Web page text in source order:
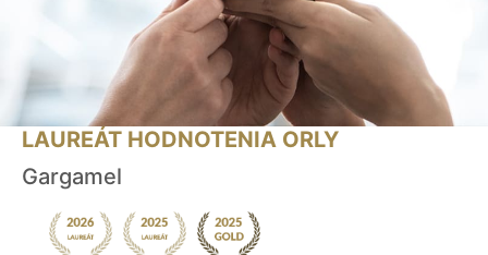
LAUREÁT HODNOTENIA ORLY
Gargamel